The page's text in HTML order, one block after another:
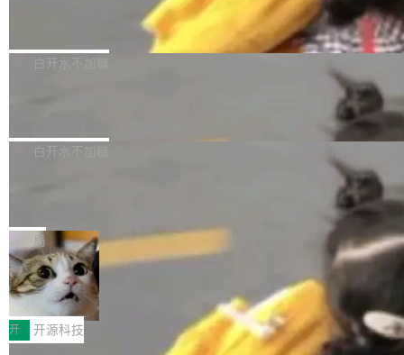
的出海增长布局。 华为终端云业务商业化销售负
责人在开场致辞中表示，游戏开发者的核心诉求
已不再是“多一个投放渠道”，而是一套能够持续
高质量游戏...
产品，B850 AORUS ELITE X3D延续技嘉在X3
D平台优化上的技术积累，旨在为游戏玩家带来
更稳定、更高效的装机选择。 B850 AORUS ELI
式2.0，可根据不同使用场景释放处理器潜力，
Zadig v5.0 发布：AI 发布专员与 AI 审
我们团队这几天最大的卡点不是 AI 写得不够
好，是 AI 写得太好了。 好到审查排期从两天的
过 1528 名开发者，85% 说 AI 把瓶颈从写代码
白开水不加糖
数据库，有一个图形后端。作为一个原生的 Gra
布，具体更新内容包括： feat(zero)：Zero 现
支持 --security superflag（token=...;whitelist
=...），与 Alpha 版本的格式一致，并据此对其
管理 HTTP 端点进行授权。 <blockquote> <p>
<span><strong>警告：</strong>&nbsp;Zero
的 admin ...
白开水不加糖
块钱的玩意儿——一根小竹签，一个竹筒，一头
系着涂了松香的线。甩起来，竹膜震动，发出“哇
——哇”的蝉鸣声。实物越来越难找了，有开发者
把它做成了 Web 玩具，放在 zhuzhiliao.imsai.c
c 上，并在 GitHub 开源。 玩法很简单：按住屏
幕画圈，或者直接甩手机。页面会实时显示转速
局
30倍效率升级：解锁医学影像数据要素
价值化的真实路径
完成一例腹部CT影像标注，张医生过去需要约1
20个小时。他必须在数百张连续影像上，一笔一
笔勾画边界，一层一层识别肌肉组织。如今，使
开 开源科技